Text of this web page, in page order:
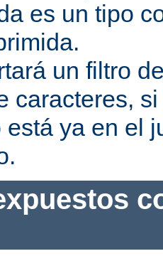
es un tipo
un filtro
caracteres,
está ya en el